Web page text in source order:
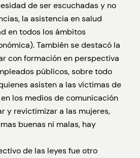
de ser escuchadas y no
la asistencia en salud
en todos los ámbitos
También se destacó la
con formación en perspectiva
públicos, sobre todo
asisten a las víctimas de
los medios de comunicación
y revictimizar a las mujeres,
buenas ni malas, hay
de las leyes fue otro